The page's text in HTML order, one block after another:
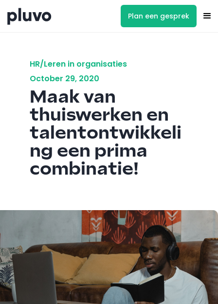
Plan een gesprek
HR/Leren in organisaties
October 29, 2020
Maak van
thuiswerken en
talentontwikkeli
ng een prima
combinatie!